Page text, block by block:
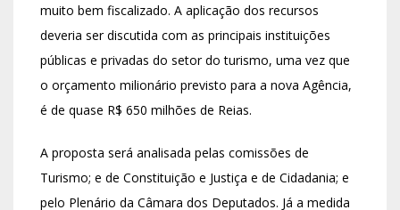
muito bem fiscalizado. A aplicação dos recursos
deveria ser discutida com as principais instituições
públicas e privadas do setor do turismo, uma vez que
o orçamento milionário previsto para a nova Agência,
é de quase R$ 650 milhões de Reias.
A proposta será analisada pelas comissões de
Turismo; e de Constituição e Justiça e de Cidadania; e
pelo Plenário da Câmara dos Deputados. Já a medida